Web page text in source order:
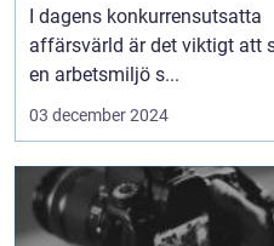
I dagens konkurrensutsatta
affärsvärld är det viktigt att
en arbetsmiljö s...
03 december 2024